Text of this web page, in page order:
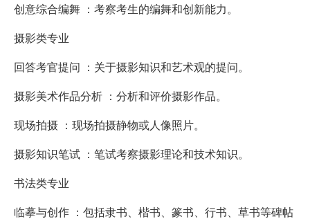
创意综合编舞 ：考察考生的编舞和创新能力。
摄影类专业
回答考官提问 ：关于摄影知识和艺术观的提问。
摄影美术作品分析 ：分析和评价摄影作品。
现场拍摄 ：现场拍摄静物或人像照片。
摄影知识笔试 ：笔试考察摄影理论和技术知识。
书法类专业
临摹与创作 ：包括隶书、楷书、篆书、行书、草书等碑帖